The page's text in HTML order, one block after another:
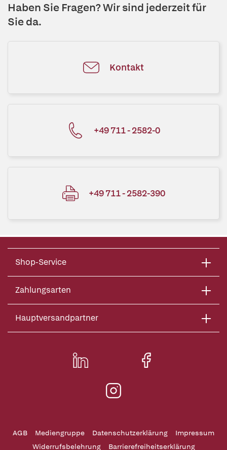
Haben Sie Fragen? Wir sind jederzeit für
Sie da.
Kontakt
+49 711 - 2582-0
+49 711 - 2582-390
Shop-Service
Zahlungsarten
Hauptversandpartner
AGB Mediengruppe Datenschutzerklärung
Impressum
Widerrufsbelehrung
Barrierefreiheitserklärung